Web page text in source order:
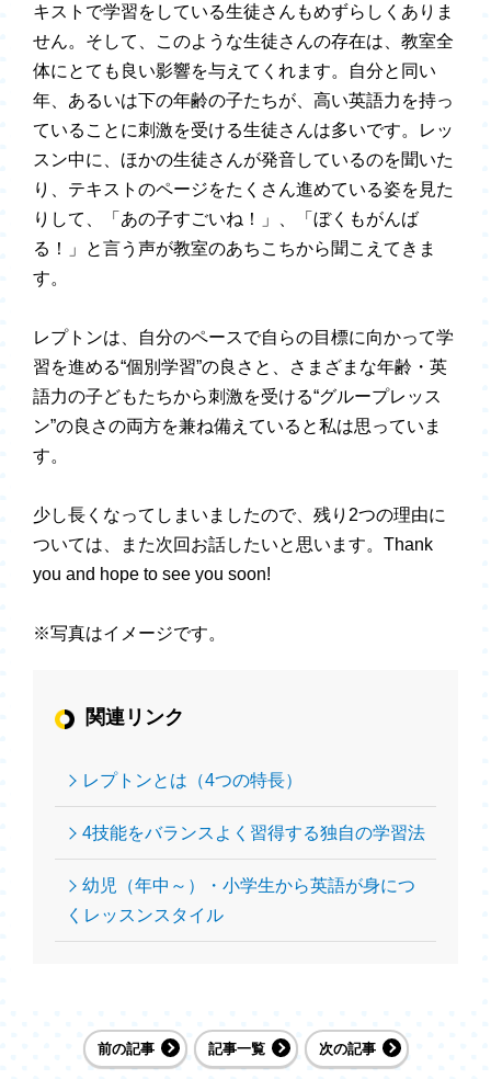
キストで学習をしている生徒さんもめずらしくありま
せん。そして、このような生徒さんの存在は、教室全
体にとても良い影響を与えてくれます。自分と同い
年、あるいは下の年齢の子たちが、高い英語力を持っ
ていることに刺激を受ける生徒さんは多いです。レッ
スン中に、ほかの生徒さんが発音しているのを聞いた
り、テキストのページをたくさん進めている姿を見た
りして、「あの子すごいね！」、「ぼくもがんば
る！」と言う声が教室のあちこちから聞こえてきま
す。
レプトンは、自分のペースで自らの目標に向かって学
習を進める“個別学習”の良さと、さまざまな年齢・英
語力の子どもたちから刺激を受ける“グループレッス
ン”の良さの両方を兼ね備えていると私は思っていま
す。
少し長くなってしまいましたので、残り2つの理由に
ついては、また次回お話したいと思います。Thank
you and hope to see you soon!
※写真はイメージです。
関連リンク
レプトンとは（4つの特長）
4技能をバランスよく習得する独自の学習法
幼児（年中～）・小学生から英語が身につ
くレッスンスタイル
前の記事 記事一覧 次の記事